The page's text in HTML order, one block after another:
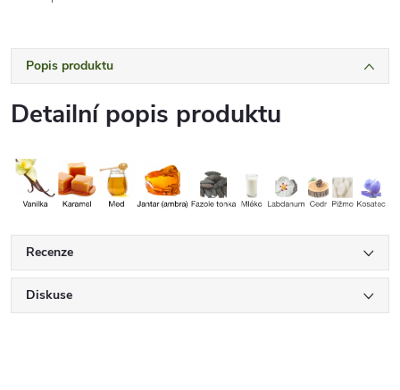
Popis produktu
Detailní popis produktu
Recenze
Diskuse